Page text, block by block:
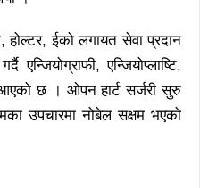
ईको लगायत सेवा प्रदान
एन्जियोग्राफी, एन्जियोप्लाष्टि,
छ । ओपन हार्ट सर्जरी सुरु
उपचारमा नोबेल सक्षम भएको